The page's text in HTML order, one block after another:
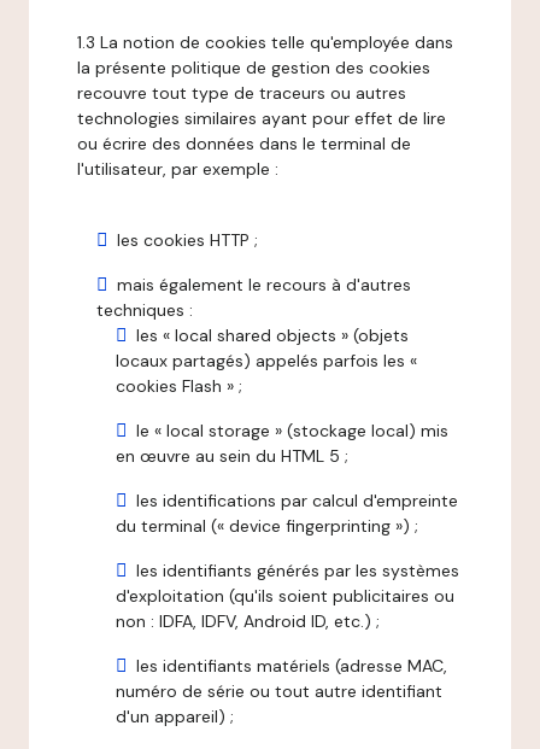
1.3 La notion de cookies telle qu'employée dans
la présente politique de gestion des cookies
recouvre tout type de traceurs ou autres
technologies similaires ayant pour effet de lire
ou écrire des données dans le terminal de
l'utilisateur, par exemple :
les cookies HTTP ;
mais également le recours à d'autres
techniques :
les « local shared objects » (objets
locaux partagés) appelés parfois les «
cookies Flash » ;
le « local storage » (stockage local) mis
en œuvre au sein du HTML 5 ;
les identifications par calcul d'empreinte
du terminal (« device fingerprinting ») ;
les identifiants générés par les systèmes
d'exploitation (qu'ils soient publicitaires ou
non : IDFA, IDFV, Android ID, etc.) ;
les identifiants matériels (adresse MAC,
numéro de série ou tout autre identifiant
d'un appareil) ;